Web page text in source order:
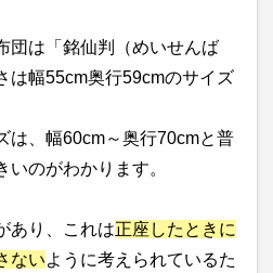
団は「銘仙判（めいせんば
は幅55cm奥行59cmのサイズ
は、幅60cm～奥行70cmと普
のがわかります。
あり、これは正座したときに
ないように考えられているた